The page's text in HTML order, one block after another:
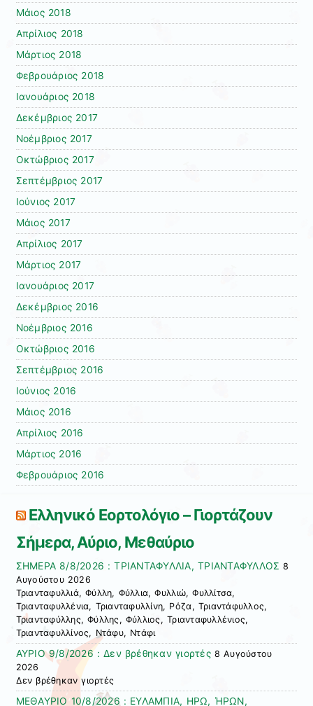
Μάιος 2018
Απρίλιος 2018
Μάρτιος 2018
Φεβρουάριος 2018
Ιανουάριος 2018
Δεκέμβριος 2017
Νοέμβριος 2017
Οκτώβριος 2017
Σεπτέμβριος 2017
Ιούνιος 2017
Μάιος 2017
Απρίλιος 2017
Μάρτιος 2017
Ιανουάριος 2017
Δεκέμβριος 2016
Νοέμβριος 2016
Οκτώβριος 2016
Σεπτέμβριος 2016
Ιούνιος 2016
Μάιος 2016
Απρίλιος 2016
Μάρτιος 2016
Φεβρουάριος 2016
Ελληνικό Εορτολόγιο – Γιορτάζουν
Σήμερα, Αύριο, Μεθαύριο
ΣΗΜΕΡΑ 8/8/2026 : ΤΡΙΑΝΤΑΦΥΛΛΙΑ, ΤΡΙΑΝΤΑΦΥΛΛΟΣ 8
Αυγούστου 2026
Τριανταφυλλιά, Φύλλη, Φύλλια, Φυλλιώ, Φυλλίτσα,
Τριανταφυλλένια, Τριανταφυλλίνη, Ρόζα, Τριαντάφυλλος,
Τριανταφύλλης, Φύλλης, Φύλλιος, Τριανταφυλλένιος,
Τριανταφυλλίνος, Ντάφυ, Ντάφι
ΑΥΡΙΟ 9/8/2026 : Δεν βρέθηκαν γιορτές 8 Αυγούστου
2026
Δεν βρέθηκαν γιορτές
ΜΕΘΑΥΡΙΟ 10/8/2026 : ΕΥΛΑΜΠΙΑ, ΗΡΩ, ΉΡΩΝ,